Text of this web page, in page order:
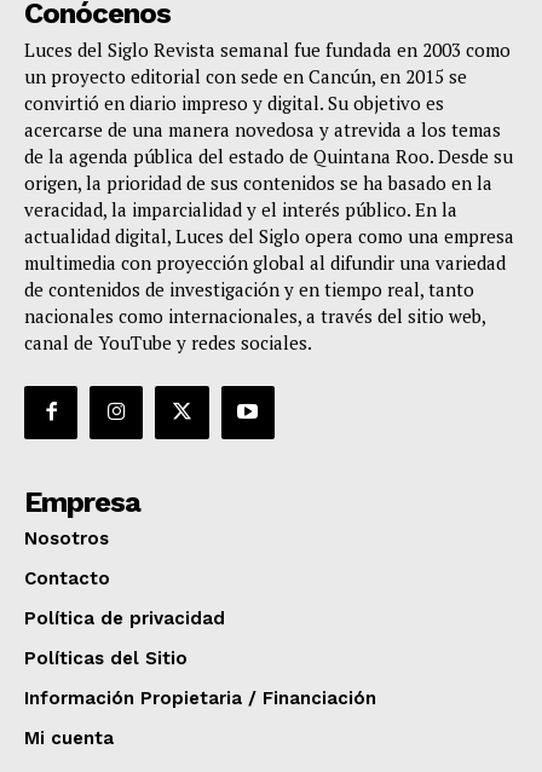
Conócenos
Luces del Siglo Revista semanal fue fundada en 2003 como
un proyecto editorial con sede en Cancún, en 2015 se
convirtió en diario impreso y digital. Su objetivo es
acercarse de una manera novedosa y atrevida a los temas
de la agenda pública del estado de Quintana Roo. Desde su
origen, la prioridad de sus contenidos se ha basado en la
veracidad, la imparcialidad y el interés público. En la
actualidad digital, Luces del Siglo opera como una empresa
multimedia con proyección global al difundir una variedad
de contenidos de investigación y en tiempo real, tanto
nacionales como internacionales, a través del sitio web,
canal de YouTube y redes sociales.
Empresa
Nosotros
Contacto
Política de privacidad
Políticas del Sitio
Información Propietaria / Financiación
Mi cuenta